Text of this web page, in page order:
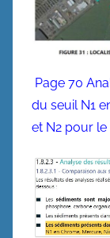
Page 70
du seuil N1
et N2 pour le